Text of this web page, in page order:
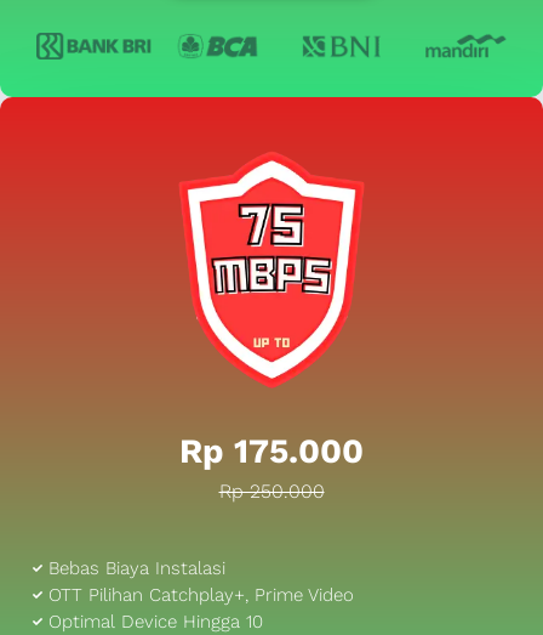
Rp 175.000
Rp 250.000
Bebas Biaya Instalasi
OTT Pilihan Catchplay+, Prime Video
Optimal Device Hingga 10